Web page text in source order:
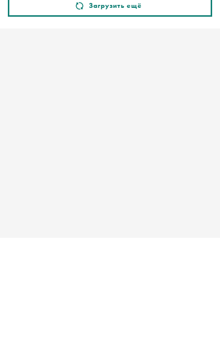
Загрузить ещё